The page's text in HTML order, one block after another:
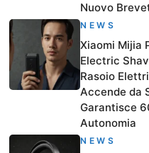
Nuovo
NEWS
Xiaomi Mijia
Electric
Rasoio
Accende da
Garantisce
Autonomia
NEWS